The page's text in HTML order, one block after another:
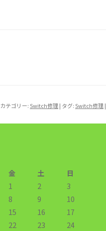
カテゴリー: Switch修理| タグ: Switch修理|
金 土
日
1
2
3
8 9
10
15 16
17
22 23
24